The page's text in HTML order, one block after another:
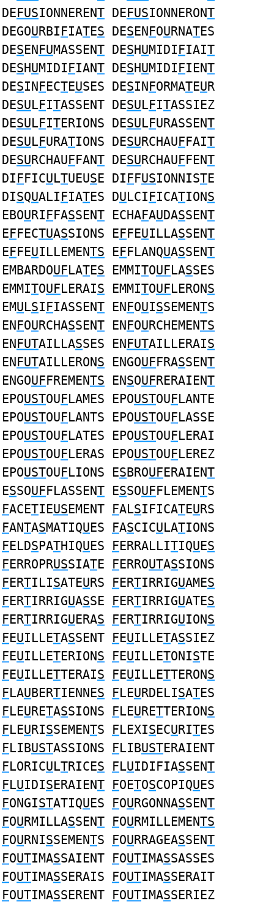
DEFUSIONNERENT DEFUSIONNERONT
DEGOURBIFIATES DESENFOURNATES
DESENFUMASSENT DESHUMIDIFIAIT
DESHUMIDIFIANT DESHUMIDIFIENT
DESINFECTEUSES DESINFORMATEUR
DESULFITASSENT DESULFITASSIEZ
DESULFITERIONS DESULFURASSENT
DESULFURATIONS DESURCHAUFFAIT
DESURCHAUFFANT DESURCHAUFFENT
DIFFICULTUEUSE DIFFUSIONNISTE
DISQUALIFIATES DULCIFICATIONS
EBOURIFFASSENT ECHAFAUDASSENT
EFFECTUASSIONS EFFEUILLASSENT
EFFEUILLEMENTS EFFLANQUASSENT
EMBARDOUFLATES EMMITOUFLASSES
EMMITOUFLERAIS EMMITOUFLERONS
EMULSIFIASSENT ENFOUISSEMENTS
ENFOURCHASSENT ENFOURCHEMENTS
ENFUTAILLASSES ENFUTAILLERAIS
ENFUTAILLERONS ENGOUFFRASSENT
ENGOUFFREMENTS ENSOUFRERAIENT
EPOUSTOUFLAMES EPOUSTOUFLANTE
EPOUSTOUFLANTS EPOUSTOUFLASSE
EPOUSTOUFLATES EPOUSTOUFLERAI
EPOUSTOUFLERAS EPOUSTOUFLEREZ
EPOUSTOUFLIONS ESBROUFERAIENT
ESSOUFFLASSENT ESSOUFFLEMENTS
FACETIEUSEMENT FALSIFICATEURS
FANTASMATIQUES FASCICULATIONS
FELDSPATHIQUES FERRALLITIQUES
FERROPRUSSIATE FERROUTASSIONS
FERTILISATEURS FERTIRRIGUAMES
FERTIRRIGUASSE FERTIRRIGUATES
FERTIRRIGUERAS FERTIRRIGUIONS
FEUILLETASSENT FEUILLETASSIEZ
FEUILLETERIONS FEUILLETONISTE
FEUILLETTERAIS FEUILLETTERONS
FLAUBERTIENNES FLEURDELISATES
FLEURETASSIONS FLEURETTERIONS
FLEURISSEMENTS FLEXISECURITES
FLIBUSTASSIONS FLIBUSTERAIENT
FLORICULTRICES FLUIDIFIASSENT
FLUIDISERAIENT FOETOSCOPIQUES
FONGISTATIQUES FOURGONNASSENT
FOURMILLASSENT FOURMILLEMENTS
FOURNISSEMENTS FOURRAGEASSENT
FOUTIMASSAIENT FOUTIMASSASSES
FOUTIMASSERAIS FOUTIMASSERAIT
FOUTIMASSERENT FOUTIMASSERIEZ